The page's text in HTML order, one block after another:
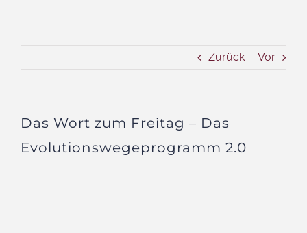
Zurück Vor
Das Wort zum Freitag – Das
Evolutionswegeprogramm 2.0